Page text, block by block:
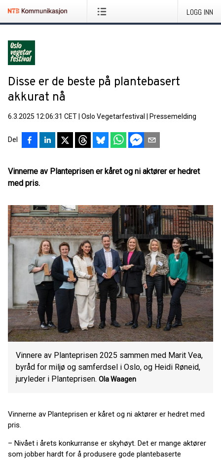
LOGG INN
Disse er de beste på plantebasert
akkurat nå
6.3.2025 12:06:31 CET Oslo Vegetarfestival Pressemelding
Del
Vinnerne av Planteprisen er kåret og ni aktører er hedret
med pris.
Vinnere av Planteprisen 2025 sammen med Marit Vea,
byråd for miljø og samferdsel i Oslo, og Heidi Røneid,
juryleder i Planteprisen. Ola Waagen
Vinnerne av Planteprisen er kåret og ni aktører er hedret med
pris.
– Nivået i årets konkurranse er skyhøyt. Det er mange aktører
som jobber hardt for å produsere gode plantebaserte